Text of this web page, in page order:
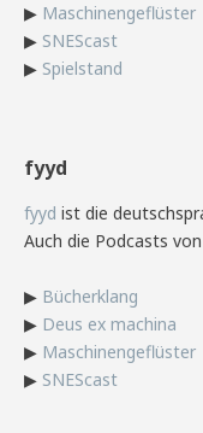
▶ Maschinengeflüster
▶ SNEScast
▶ Spielstand
fyyd
fyyd ist die
Auch die Podcasts von
▶ Bücherklang
▶ Deus ex machina
▶ Maschinengeflüster
▶ SNEScast